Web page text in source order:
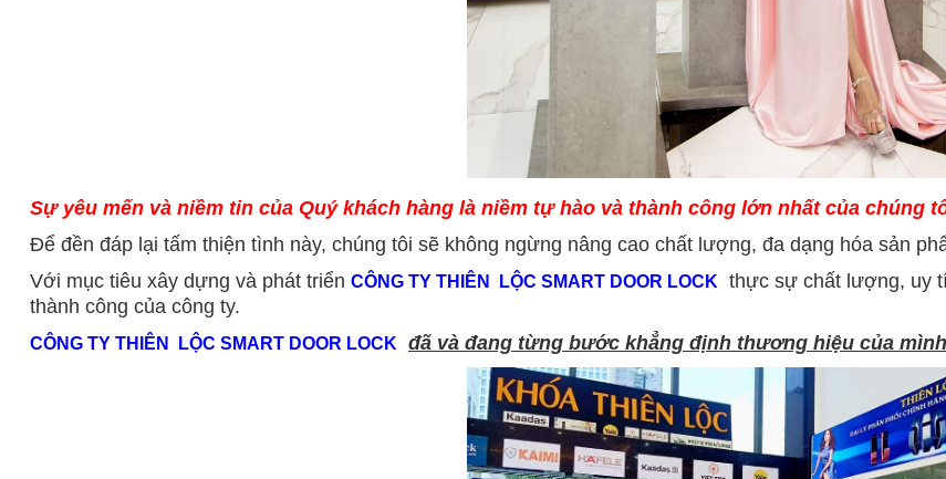
Sự yêu mến và niềm tin của Quý khách hàng là niềm tự hào và thành công lớn nhất của chúng
Để đền đáp lại tấm thiện tình này, chúng tôi sẽ không ngừng nâng cao chất lượng, đa dạng hóa sản
Với mục tiêu xây dựng và phát triển CÔNG TY THIÊN LỘC SMART DOOR LOCK
thực sự chất lượng, uy
thành công của công ty.
CÔNG TY THIÊN LỘC SMART DOOR LOCK đã và đang từng bước khẳng định thương hiệu của